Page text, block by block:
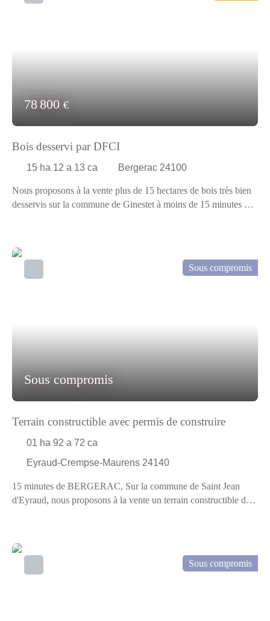
78 800 €
Bois desservi par DFCI
15 ha 12 a 13 ca Bergerac 24100
Nous proposons à la vente plus de 15 hectares de bois très bien
desservis sur la commune de Ginestet à moins de 15 minutes de
Valorisation patrimoniale par plan de reboisement A voir
rapidement
Sous compromis
Sous compromis
Terrain constructible avec permis de construire
01 ha 92 a 72 ca
Eyraud-Crempse-Maurens 24140
15 minutes de BERGERAC, Sur la commune de Saint Jean
d'Eyraud, nous proposons à la vente un terrain constructible de
restaurer totalement (40 m² environ) Un appentis Un séchoir à
tabac Un puits Un permis de construire est en cours de validité
en date du 12/11/2024 Des certificat d'urbanisme sont en cours
Sous compromis